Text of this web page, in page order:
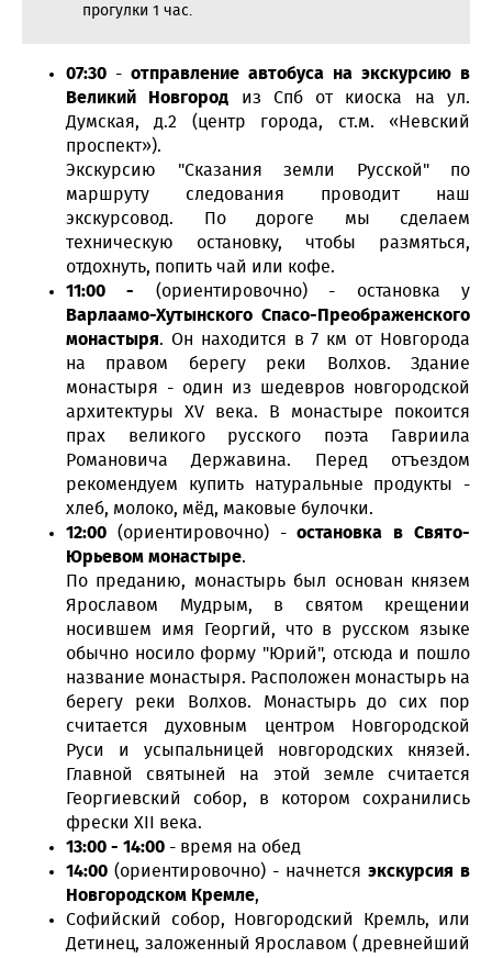
прогулки 1 час.
07:30 - отправление автобуса на экскурсию в
Великий Новгород из Спб от киоска на ул.
Думская, д.2 (центр города, ст.м. «Невский
проспект»).
Экскурсию "Сказания земли Русской" по
маршруту следования проводит наш
экскурсовод. По дороге мы сделаем
техническую остановку, чтобы размяться,
отдохнуть, попить чай или кофе.
11:00 - (ориентировочно) - остановка у
Варлаамо-Хутынского Спасо-Преображенского
монастыря. Он находится в 7 км от Новгорода
на правом берегу реки Волхов. Здание
монастыря - один из шедевров новгородской
архитектуры XV века. В монастыре покоится
прах великого русского поэта Гавриила
Романовича Державина. Перед отъездом
рекомендуем купить натуральные продукты -
хлеб, молоко, мёд, маковые булочки.
12:00 (ориентировочно) -остановка в Свято-
Юрьевом монастыре.
По преданию, монастырь был основан князем
Ярославом Мудрым, в святом крещении
носившем имя Георгий, что в русском языке
обычно носило форму "Юрий", отсюда и пошло
название монастыря. Расположен монастырь на
берегу реки Волхов. Монастырь до сих пор
считается духовным центром Новгородской
Руси и усыпальницей новгородских князей.
Главной святыней на этой земле считается
Георгиевский собор, в котором сохранились
фрески XII века.
13:00 - 14:00 - время на обед
14:00 (ориентировочно) - начнется экскурсия в
Новгородском Кремле,
Софийский собор, Новгородский Кремль, или
Детинец, заложенный Ярославом ( древнейший